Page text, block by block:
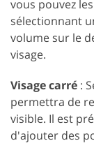
vous pouvez
sélectionnant
volume sur le
visage.
Visage carré :
permettra de
visible. Il est
d'ajouter des